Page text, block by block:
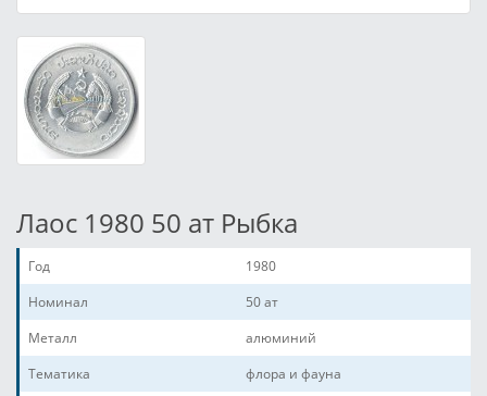
Лаос 1980 50 ат Рыбка
Год
1980
Номинал
50 ат
Металл
алюминий
Тематика
флора и фауна